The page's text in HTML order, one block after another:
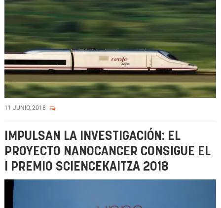
11 JUNIO, 2018
IMPULSAN LA INVESTIGACIÓN: EL
PROYECTO NANOCANCER CONSIGUE EL
I PREMIO SCIENCEKAITZA 2018